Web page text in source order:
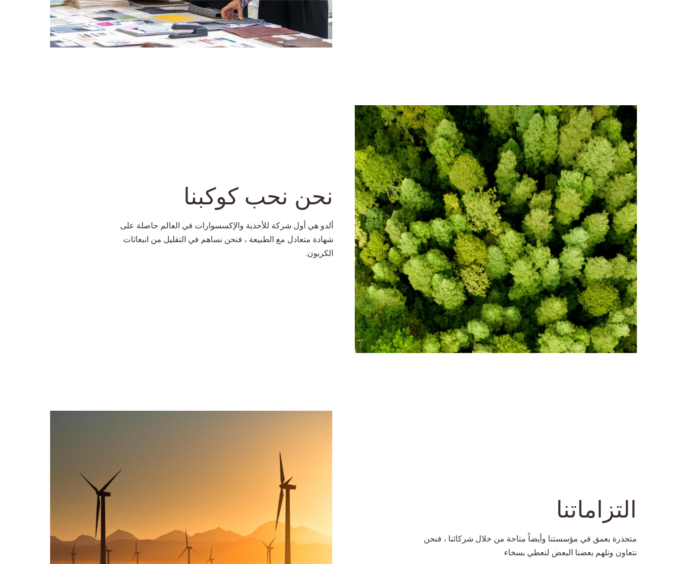
نحن نحب كوكبنا
ألدو هي أول شركة للأحذية والإكسسوارات في العالم حاصلة على
شهادة متعادل مع الطبيعة ، فنحن نساهم في التقليل من انبعاثات
الكربون.
التزاماتنا
متجذرة بعمق في مؤسستنا وأيضاً متاحة من خلال شركائنا ، فنحن
نتعاون ونلهم بعضنا البعض لنعطي بسخاء